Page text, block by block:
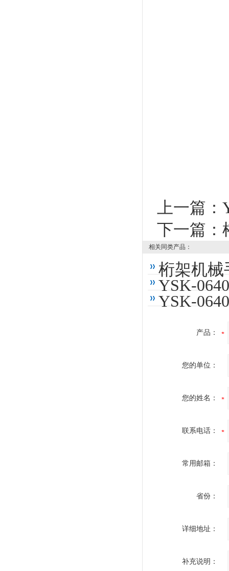
上一篇：
下一篇：
相关同类产品：
桁架机械
YSK-
YSK-
产品：
您的单位：
您的姓名：
联系电话：
常用邮箱：
省份：
详细地址：
补充说明：